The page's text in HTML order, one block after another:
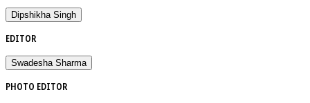
Dipshikha Singh
EDITOR
Swadesha Sharma
PHOTO EDITOR